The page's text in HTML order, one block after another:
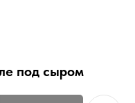
под сыром